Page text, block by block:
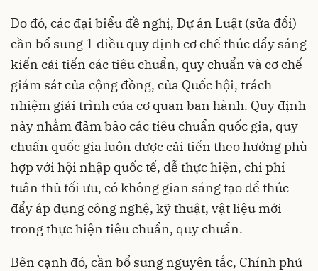
Do đó, các đại biểu đề nghị, Dự án Luật (sửa đổi)
cần bổ sung 1 điều quy định cơ chế thúc đẩy sáng
kiến cải tiến các tiêu chuẩn, quy chuẩn và cơ chế
giám sát của cộng đồng, của Quốc hội, trách
nhiệm giải trình của cơ quan ban hành. Quy định
này nhằm đảm bảo các tiêu chuẩn quốc gia, quy
chuẩn quốc gia luôn được cải tiến theo hướng phù
hợp với hội nhập quốc tế, dễ thực hiện, chi phí
tuân thủ tối ưu, có không gian sáng tạo để thúc
đẩy áp dụng công nghệ, kỹ thuật, vật liệu mới
trong thực hiện tiêu chuẩn, quy chuẩn.
Bên cạnh đó, cần bổ sung nguyên tắc, Chính phủ